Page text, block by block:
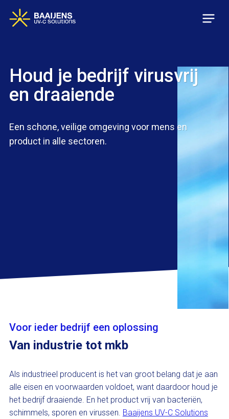
Houd je bedrijf virusvrij
en draaiende
Een schone, veilige omgeving voor mens en
product in alle sectoren.
Voor ieder bedrijf een oplossing
Van industrie tot mkb
Als industrieel producent is het van groot belang dat je aan
alle eisen en voorwaarden voldoet, want daardoor houd je
het bedrijf draaiende. En het product vrij van bacteriën,
schimmels, sporen en virussen. Baaijens UV-C Solutions